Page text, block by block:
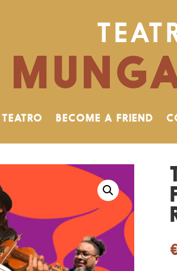
TEATRO BECOME A FRIEND